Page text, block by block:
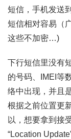
短信，手机发送
短信相对容易（
这些不加密…)
下行短信里没有
的号码、IMEI等
络中出现，并且
根据之前位置更
以，想要拿到接
“Location